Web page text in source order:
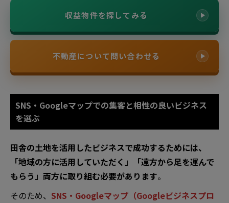
収益物件を探してみる
不動産について問い合わせる
SNS・Googleマップでの集客と相性の良いビジネス
を選ぶ
田舎の土地を活用したビジネスで成功するためには、
「地域の方に活用していただく」「遠方から足を運んで
もらう」両方に取り組む必要があります。
そのため、 SNS・Googleマップ（Googleビジネスプロ